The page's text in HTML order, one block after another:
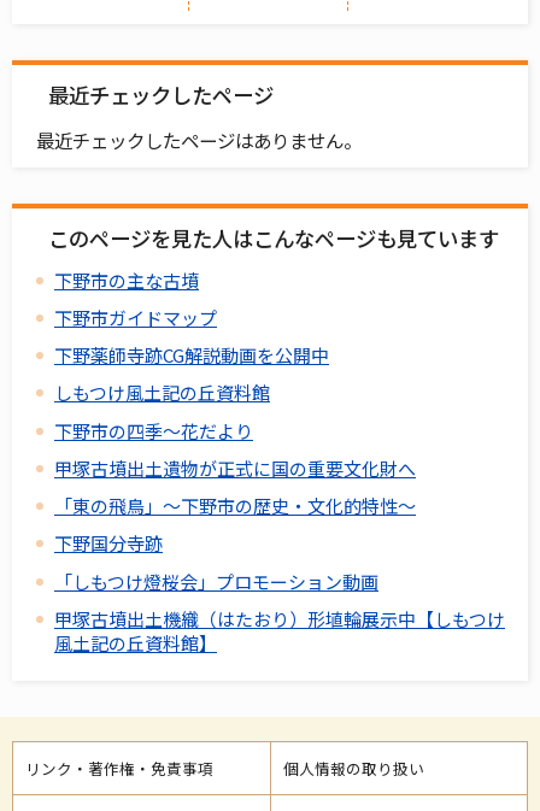
最近チェックしたページ
最近チェックしたページはありません。
このページを見た人はこんなページも見ています
下野市の主な古墳
下野市ガイドマップ
下野薬師寺跡CG解説動画を公開中
しもつけ風土記の丘資料館
下野市の四季～花だより
甲塚古墳出土遺物が正式に国の重要文化財へ
「東の飛鳥」～下野市の歴史・文化的特性～
下野国分寺跡
「しもつけ燈桜会」プロモーション動画
甲塚古墳出土機織（はたおり）形埴輪展示中【しもつけ
風土記の丘資料館】
リンク・著作権・免責事項 個人情報の取り扱い